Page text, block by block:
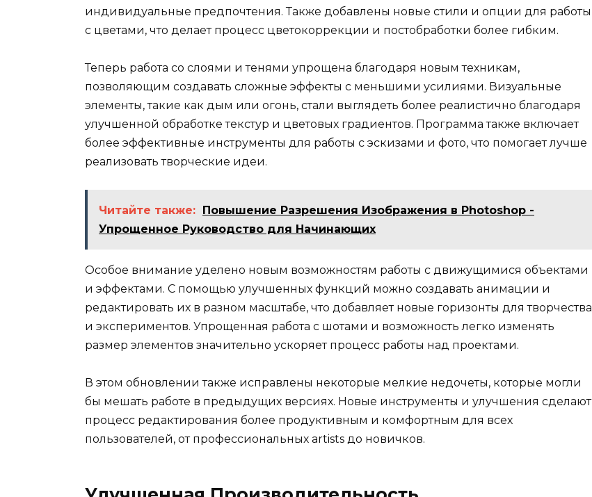
индивидуальные предпочтения. Также добавлены новые стили и опции для работы
с цветами, что делает процесс цветокоррекции и постобработки более гибким.
Теперь работа со слоями и тенями упрощена благодаря новым техникам,
позволяющим создавать сложные эффекты с меньшими усилиями. Визуальные
элементы, такие как дым или огонь, стали выглядеть более реалистично благодаря
улучшенной обработке текстур и цветовых градиентов. Программа также включает
более эффективные инструменты для работы с эскизами и фото, что помогает лучше
реализовать творческие идеи.
Читайте также: Повышение Разрешения Изображения в Photoshop -
Упрощенное Руководство для Начинающих
Особое внимание уделено новым возможностям работы с движущимися объектами
и эффектами. С помощью улучшенных функций можно создавать анимации и
редактировать их в разном масштабе, что добавляет новые горизонты для творчества
и экспериментов. Упрощенная работа с шотами и возможность легко изменять
размер элементов значительно ускоряет процесс работы над проектами.
В этом обновлении также исправлены некоторые мелкие недочеты, которые могли
бы мешать работе в предыдущих версиях. Новые инструменты и улучшения сделают
процесс редактирования более продуктивным и комфортным для всех
пользователей, от профессиональных artists до новичков.